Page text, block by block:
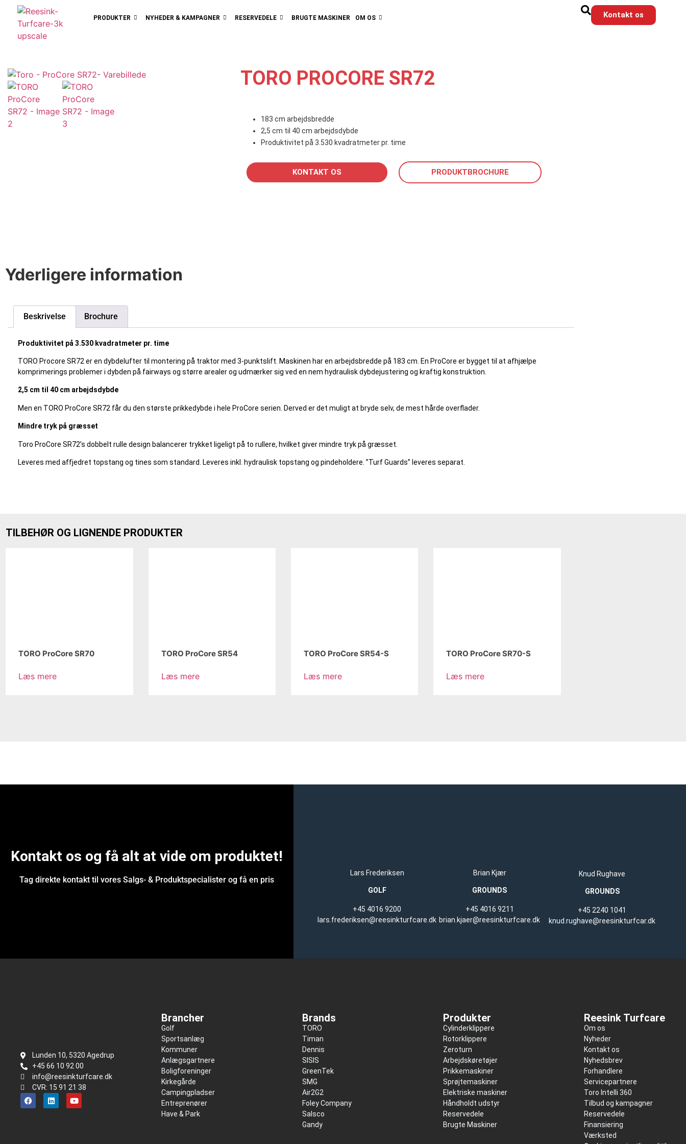
PRODUKTER NYHEDER & KAMPAGNER RESERVEDELE BRUGTE MASKINER OM OS Kontakt os
TORO PROCORE SR72
183 cm arbejdsbredde
2,5 cm til 40 cm arbejdsdybde
Produktivitet på 3.530 kvadratmeter pr. time
KONTAKT OS PRODUKTBROCHURE
Yderligere information
Beskrivelse Brochure
Produktivitet på 3.530 kvadratmeter pr. time
TORO Procore SR72 er en dybdelufter til montering på traktor med 3-punktslift. Maskinen har en arbejdsbredde på 183 cm. En ProCore er bygget til at afhjælpe
komprimerings problemer i dybden på fairways og større arealer og udmærker sig ved en nem hydraulisk dybdejustering og kraftig konstruktion.
2,5 cm til 40 cm arbejdsdybde
Men en TORO ProCore SR72 får du den største prikkedybde i hele ProCore serien. Derved er det muligt at bryde selv, de mest hårde overflader.
Mindre tryk på græsset
Toro ProCore SR72’s dobbelt rulle design balancerer trykket ligeligt på to rullere, hvilket giver mindre tryk på græsset.
Leveres med affjedret topstang og tines som standard. Leveres inkl. hydraulisk topstang og pindeholdere. ”Turf Guards” leveres separat.
TILBEHØR OG LIGNENDE PRODUKTER
TORO ProCore SR70
Læs mere
TORO ProCore SR54
Læs mere
TORO ProCore SR54-S
Læs mere
TORO ProCore SR70-S
Læs mere
Kontakt os og få alt at vide om produktet!
Tag direkte kontakt til vores Salgs- & Produktspecialister og få en pris
Lars Frederiksen
GOLF
+45 4016 9200
lars.frederiksen@reesinkturfcare.dk
Brian Kjær
GROUNDS
+45 4016 9211
brian.kjaer@reesinkturfcare.dk
Knud Rughave
GROUNDS
+45 2240 1041
knud.rughave@reesinkturfcar.dk
Lunden 10, 5320 Agedrup
+45 66 10 92 00
info@reesinkturfcare.dk
CVR: 15 91 21 38
Brancher
Golf
Sportsanlæg
Kommuner
Anlægsgartnere
Boligforeninger
Kirkegårde
Campingpladser
Entreprenører
Have & Park
Brands
TORO
Timan
Dennis
SISIS
GreenTek
SMG
Air2G2
Foley Company
Salsco
Gandy
Produkter
Cylinderklippere
Rotorklippere
Zeroturn
Arbejdskøretøjer
Prikkemaskiner
Sprøjtemaskiner
Elektriske maskiner
Håndholdt udstyr
Reservedele
Brugte Maskiner
Reesink Turfcare
Om os
Nyheder
Kontakt os
Nyhedsbrev
Forhandlere
Servicepartnere
Toro Intelli 360
Tilbud og kampagner
Reservedele
Finansiering
Værksted